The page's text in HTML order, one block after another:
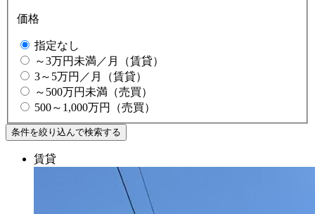
価格
指定なし
～3万円未満／月（賃貸）
3～5万円／月（賃貸）
～500万円未満（売買）
500～1,000万円（売買）
賃貸